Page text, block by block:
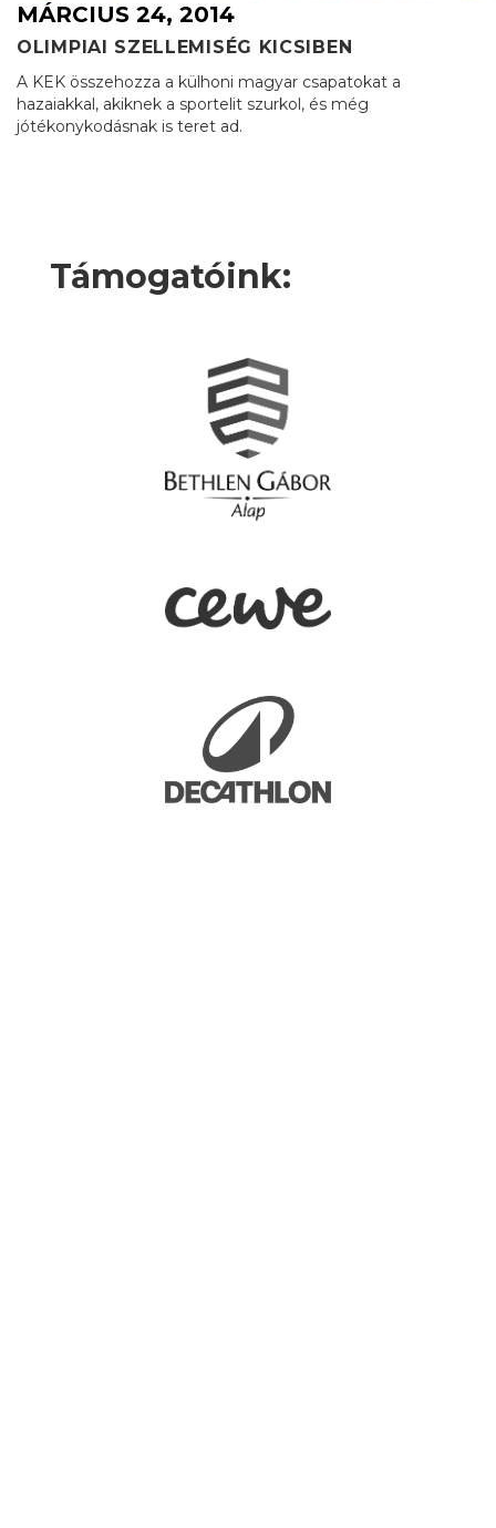
MÁRCIUS 24, 2014
OLIMPIAI SZELLEMISÉG KICSIBEN
A KEK összehozza a külhoni magyar csapatokat a
hazaiakkal, akiknek a sportelit szurkol, és még
jótékonykodásnak is teret ad.
Támogatóink: